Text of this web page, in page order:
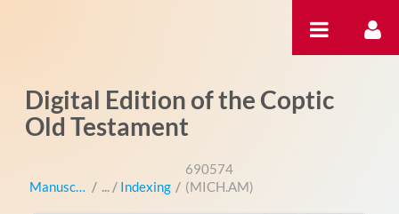
Digital Edition of the Coptic
Old Testament
Manuscripts / Indexing /
690574
(MICH.AM)